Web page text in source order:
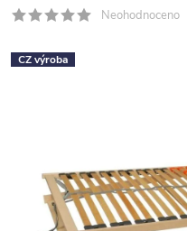
Neohodnoceno
CZ výroba